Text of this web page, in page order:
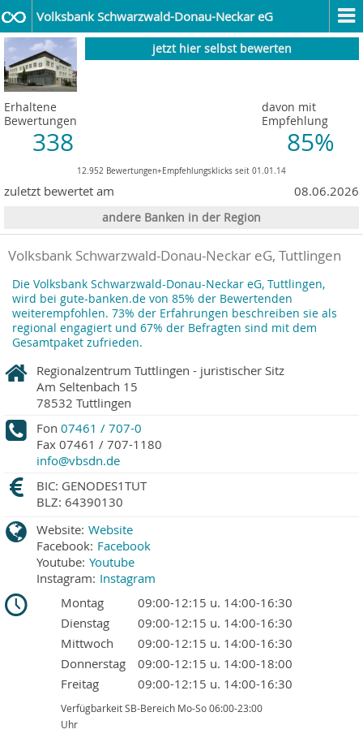
Volksbank Schwarzwald-Donau-Neckar eG
jetzt hier selbst bewerten
Erhaltene
Bewertungen
338
davon mit
Empfehlung
85%
12.952 Bewertungen+Empfehlungsklicks seit 01.01.14
zuletzt bewertet am 08.06.2026
andere Banken in der Region
Volksbank Schwarzwald-Donau-Neckar eG, Tuttlingen
Die Volksbank Schwarzwald-Donau-Neckar eG, Tuttlingen,
wird bei gute-banken.de von 85% der Bewertenden
weiterempfohlen. 73% der Erfahrungen beschreiben sie als
regional engagiert und 67% der Befragten sind mit dem
Gesamtpaket zufrieden.
Regionalzentrum Tuttlingen - juristischer Sitz
Am Seltenbach 15
78532 Tuttlingen
Fon 07461 / 707-0
Fax 07461 / 707-1180
info@vbsdn.de
BIC: GENODES1TUT
BLZ: 64390130
Website: Website
Facebook: Facebook
Youtube: Youtube
Instagram: Instagram
Montag
09:00-12:15 u. 14:00-16:30
Dienstag
09:00-12:15 u. 14:00-16:30
Mittwoch
09:00-12:15 u. 14:00-16:30
Donnerstag
09:00-12:15 u. 14:00-18:00
Freitag
09:00-12:15 u. 14:00-16:30
Verfügbarkeit SB-Bereich Mo-So 06:00-23:00
Uhr